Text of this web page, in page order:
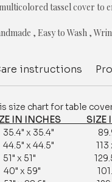
tassel cover to
, Easy to Wash ,
chart
is available.
/order related,
instructions
chart for table
INCHES SIZE
x 35.4" 89.9
x 44.5" 113 x
x 51" 129.5 x
40" x 59" 101.6